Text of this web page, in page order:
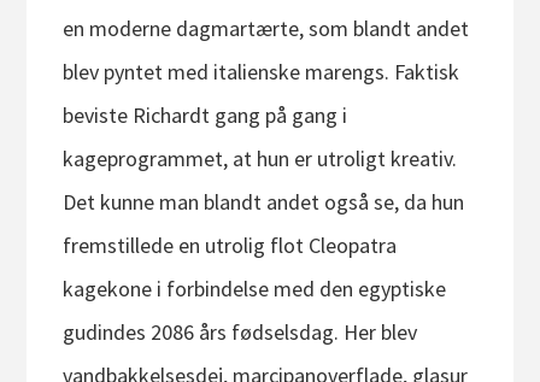
en moderne dagmartærte, som blandt andet
blev pyntet med italienske marengs. Faktisk
beviste Richardt gang på gang i
kageprogrammet, at hun er utroligt kreativ.
Det kunne man blandt andet også se, da hun
fremstillede en utrolig flot Cleopatra
kagekone i forbindelse med den egyptiske
gudindes 2086 års fødselsdag. Her blev
vandbakkelsesdej, marcipanoverflade, glasur